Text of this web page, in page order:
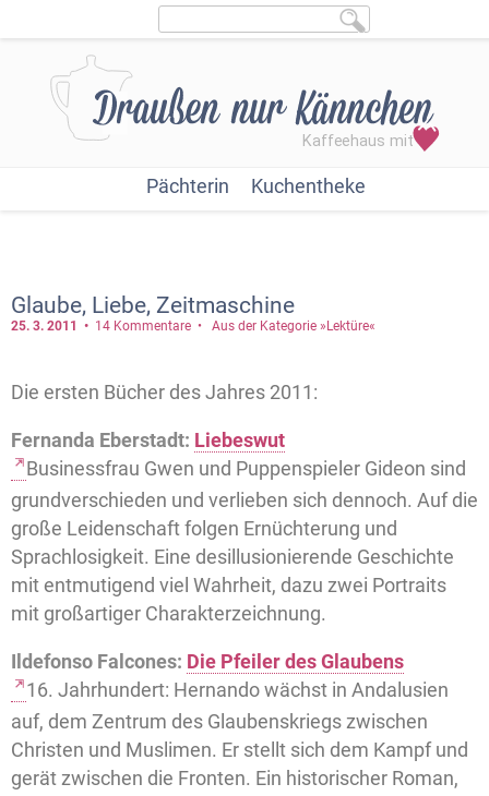
Pächterin Kuchentheke
Glaube, Liebe, Zeitmaschine
25. 3. 2011 14 Kommentare Aus der Kategorie »Lektüre«
Die ersten Bücher des Jahres 2011:
Fernanda Eberstadt: Liebeswut
Businessfrau Gwen und Puppenspieler Gideon sind
grundverschieden und verlieben sich dennoch. Auf die
große Leidenschaft folgen Ernüchterung und
Sprachlosigkeit. Eine desillusionierende Geschichte
mit entmutigend viel Wahrheit, dazu zwei Portraits
mit großartiger Charakterzeichnung.
Ildefonso Falcones: Die Pfeiler des Glaubens
16. Jahrhundert: Hernando wächst in Andalusien
auf, dem Zentrum des Glaubenskriegs zwischen
Christen und Muslimen. Er stellt sich dem Kampf und
gerät zwischen die Fronten. Ein historischer Roman,